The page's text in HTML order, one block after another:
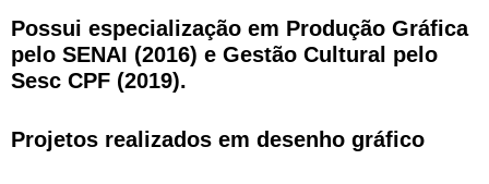
Possui especialização em Produção Gráfica
pelo SENAI (2016) e Gestão Cultural pelo
Sesc CPF (2019).
Projetos realizados em desenho gráfico